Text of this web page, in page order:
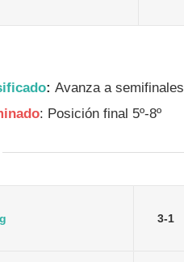
: Avanza a semifinales
: Posición final 5º-8º
3-1